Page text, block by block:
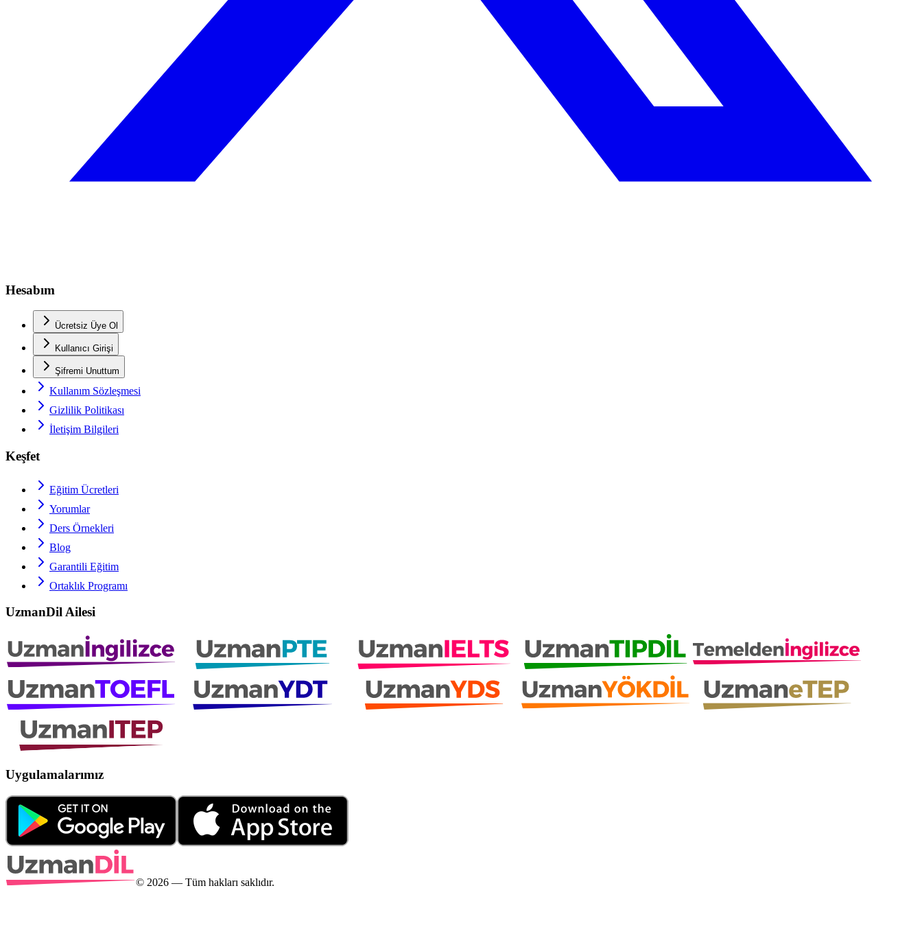
Hesabım
Ücretsiz Üye Ol
Kullanıcı Girişi
Şifremi Unuttum
Kullanım Sözleşmesi
Gizlilik Politikası
İletişim Bilgileri
Keşfet
Eğitim Ücretleri
Yorumlar
Ders Örnekleri
Blog
Garantili Eğitim
Ortaklık Programı
UzmanDil Ailesi
Uygulamalarımız
© 2026 — Tüm hakları saklıdır.